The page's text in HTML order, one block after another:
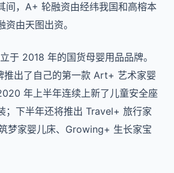
间，A+ 轮融资由经纬我国和高榕本
由天图出资。
于 2018 年的国货母婴用品品牌。
推出了自己的第一款 Art+ 艺术家婴
年上半年连续上新了儿童安全座
；下半年还将推出 Travel+ 旅行家
梦家婴儿床、Growing+ 生长家宝